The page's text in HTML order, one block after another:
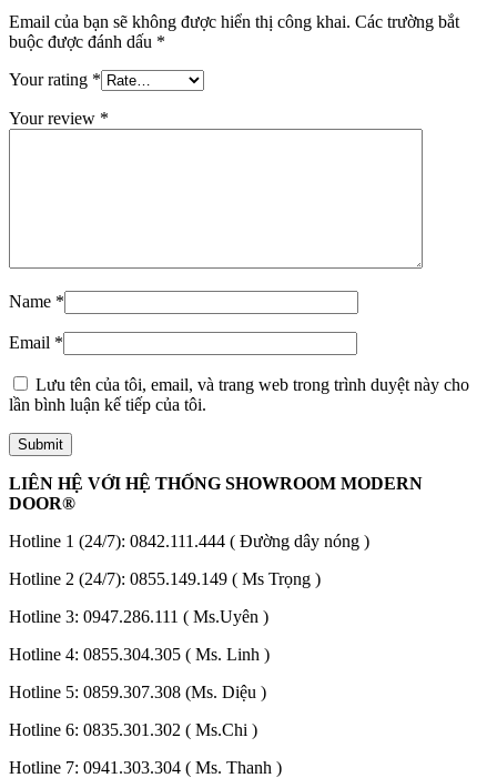
Liên Hệ
Email của bạn sẽ không được hiển thị công khai. Các trường bắt
buộc được đánh dấu *
Your rating *
Your review *
Name *
Email *
Lưu tên của tôi, email, và trang web trong trình duyệt này cho
lần bình luận kế tiếp của tôi.
LIÊN HỆ VỚI HỆ THỐNG SHOWROOM MODERN
DOOR®
Hotline 1 (24/7): 0842.111.444 ( Đường dây nóng )
Hotline 2 (24/7): 0855.149.149 ( Ms Trọng )
Hotline 3: 0947.286.111 ( Ms.Uyên )
Hotline 4: 0855.304.305 ( Ms. Linh )
Hotline 5: 0859.307.308 (Ms. Diệu )
Hotline 6: 0835.301.302 ( Ms.Chi )
Hotline 7: 0941.303.304 ( Ms. Thanh )